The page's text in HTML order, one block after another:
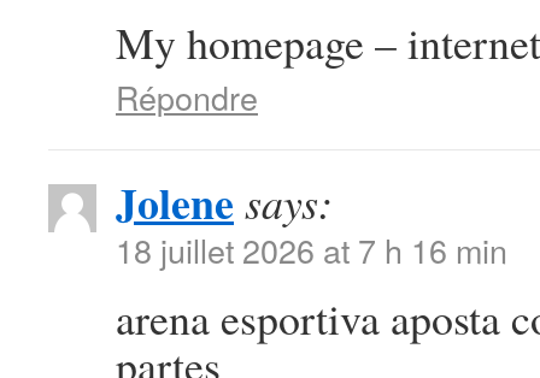
My homepage –
Répondre
Jolene says:
18 juillet 2026 at 7 h 16 min
arena esportiva aposta
partes